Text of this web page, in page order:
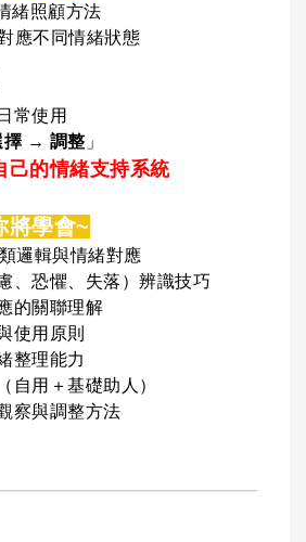
緒照顧方法
應不同情緒狀態
常使用
擇 → 調整 」
己的情緒支持系統
將學會~
邏輯與情緒對應
、恐懼、失落）辨識技巧
的關聯理解
使用原則
整理能力
自用＋基礎助人）
察與調整方法